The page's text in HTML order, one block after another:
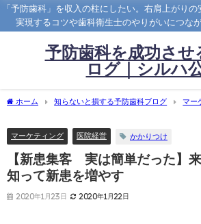
「予防歯科」を収入の柱にしたい。右肩上がり
実現するコツや歯科衛生士のやりがいにつな
予防歯科を成功させ
ログ｜シルハ
ホーム 知らないと損する予防歯科ブログ マー
マーケティング 医院経営 かかりつけ
【新患集客 実は簡単だった】
知って新患を増やす
2020年1月23日 2020年1月22日